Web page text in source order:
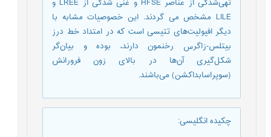
تهی‌شدگی از عناصر HFSE و غنی شدگی از LREE و
LILE مشخص می گردند. این خصوصیات مشابه با
دیگر افیولیت‌های تتیسی است که در امتداد خط درز
بیتلس-زاگرس رخنمون دارند، بوده و بیان‌گر
شکل‌گیری آن‌ها در بالای زون فرورانش
(سوپراسابداکشن) می‌باشند.
چکیده انگلیسی: